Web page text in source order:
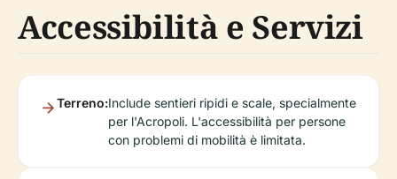
Accessibilità e Servizi
Terreno:Include sentieri ripidi e scale, specialmente
per l'Acropoli. L'accessibilità per persone
con problemi di mobilità è limitata.